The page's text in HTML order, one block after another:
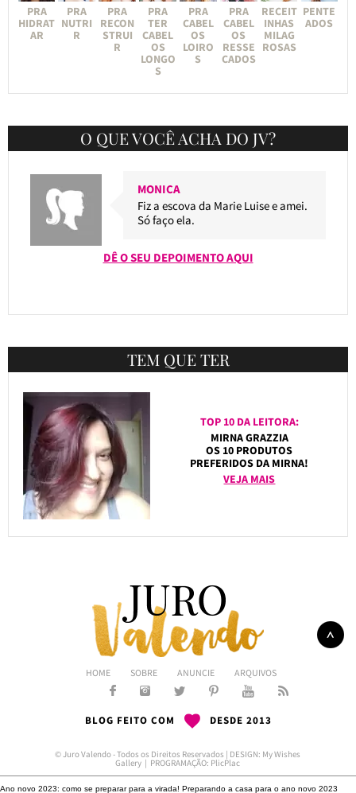
PRA
HIDRAT
AR
PRA
NUTRI
R
PRA
RECON
STRUI
R
PRA
TER
CABEL
OS
LONGO
S
PRA
CABEL
OS
LOIRO
S
PRA
CABEL
OS
RESSE
CADOS
RECEIT
INHAS
MILAG
ROSAS
PENTE
ADOS
O QUE VOCÊ ACHA DO JV?
MONICA
Fiz a escova da Marie Luise e amei.
Só faço ela.
DÊ O SEU DEPOIMENTO AQUI
TEM QUE TER
TOP 10 DA LEITORA:
MIRNA GRAZZIA
OS 10 PRODUTOS
PREFERIDOS DA MIRNA!
VEJA MAIS
HOME SOBRE ANUNCIE ARQUIVOS
BLOG FEITO COM DESDE 2013
© Juro Valendo - Todos os Direitos Reservados | DESIGN: My Wishes
Gallery | PROGRAMAÇÃO: PlicPlac
Ano novo 2023: como se preparar para a virada! Preparando a casa para o ano novo 2023